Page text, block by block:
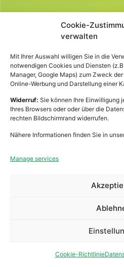
Cookie-
verwalten
Mit Ihrer Auswahl willigen Sie in die
notwendigen Cookies und Diensten
Manager, Google Maps) zum Zweck
Online-Werbung und Darstellung einer
Widerruf: Sie können Ihre Einwilligung
Ihres Browsers oder oder über die
rechten Bildschirmrand widerrufen.
Nähere Informationen finden Sie in
Manage services
Cookie-Richtlinie
Lebenshilfe Leibnitz
Bahnhofstraße 21